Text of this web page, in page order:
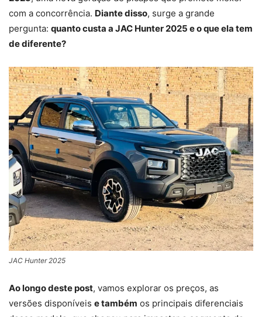
com a concorrência. Diante disso, surge a grande
pergunta: quanto custa a JAC Hunter 2025 e o que ela tem
de diferente?
JAC Hunter 2025
Ao longo deste post, vamos explorar os preços, as
versões disponíveis e também os principais diferenciais